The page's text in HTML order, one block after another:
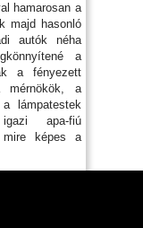
hamarosan a
majd hasonló
autók néha
a
a fényezett
a
lámpatestek
apa-fiú
mire képes a